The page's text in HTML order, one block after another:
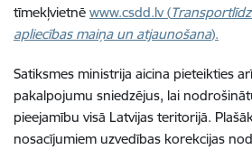
tīmekļvietnē www.csdd.lv(
apliecības maiņa un atjaunošana).
Satiksmes ministrija aicina pieteikties
pakalpojumu sniedzējus, lai
pieejamību visā Latvijas teritorijā.
nosacījumiem uzvedības korekcijas